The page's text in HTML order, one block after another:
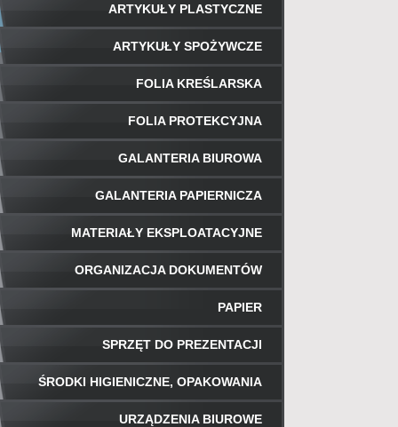
ARTYKUŁY PLASTYCZNE
ARTYKUŁY SPOŻYWCZE
FOLIA KREŚLARSKA
FOLIA PROTEKCYJNA
GALANTERIA BIUROWA
GALANTERIA PAPIERNICZA
MATERIAŁY EKSPLOATACYJNE
ORGANIZACJA DOKUMENTÓW
PAPIER
SPRZĘT DO PREZENTACJI
ŚRODKI HIGIENICZNE, OPAKOWANIA
URZĄDZENIA BIUROWE